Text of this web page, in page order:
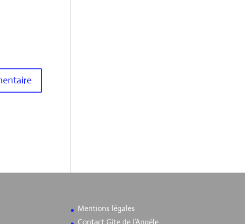
Mentions légales
Contact Gite de l’Angèle